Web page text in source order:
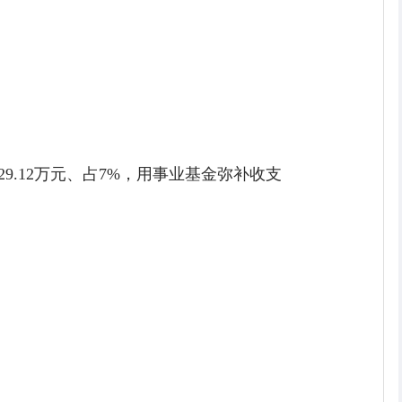
万元、占7%，用事业基金弥补收支